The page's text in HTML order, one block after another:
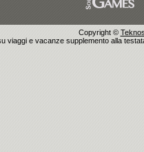
Copyright ©
viaggi e vacanze supplemento alla